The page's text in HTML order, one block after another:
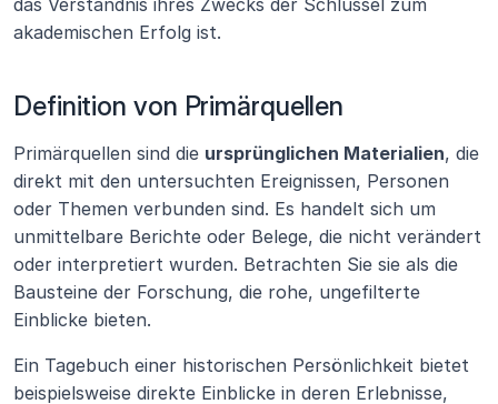
das Verständnis ihres Zwecks der Schlüssel zum
akademischen Erfolg ist.
Definition von Primärquellen
Primärquellen sind die ursprünglichen Materialien, die
direkt mit den untersuchten Ereignissen, Personen
oder Themen verbunden sind. Es handelt sich um
unmittelbare Berichte oder Belege, die nicht verändert
oder interpretiert wurden. Betrachten Sie sie als die
Bausteine der Forschung, die rohe, ungefilterte
Einblicke bieten.
Ein Tagebuch einer historischen Persönlichkeit bietet
beispielsweise direkte Einblicke in deren Erlebnisse,